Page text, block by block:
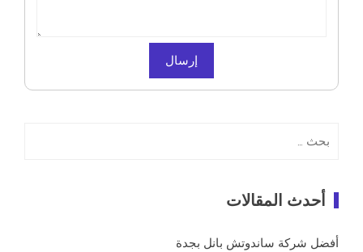
عن:
أحدث المقالات
أفضل شركة ساندوتش بانل بجدة